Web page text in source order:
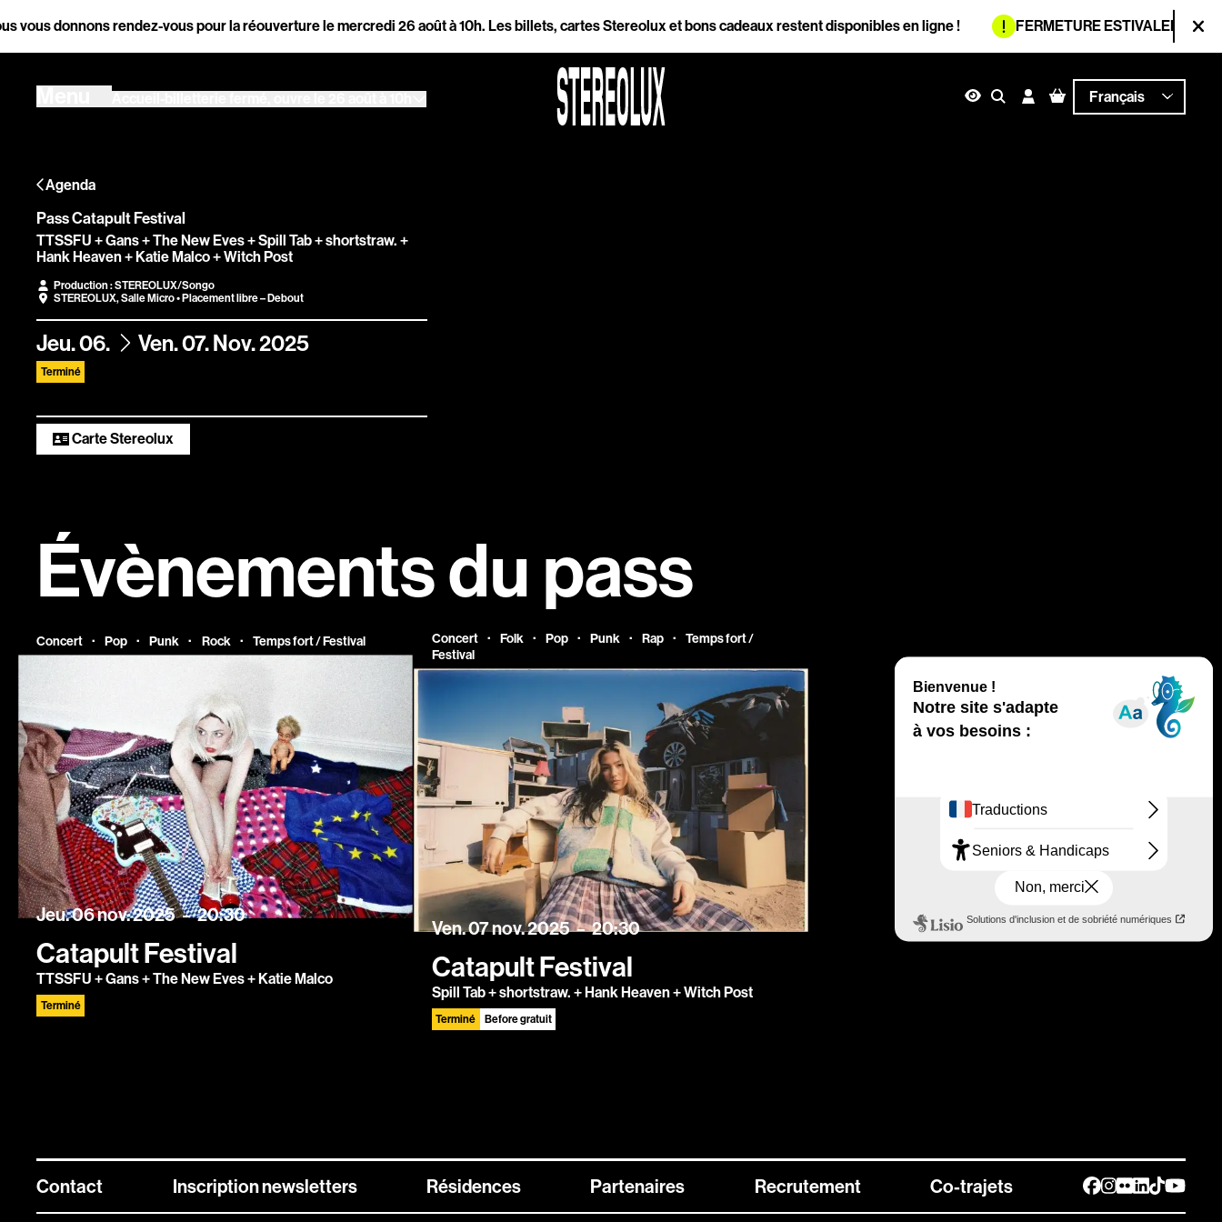
donnons rendez-vous pour la réouverture le mercredi 26 août à 10h.Les billets, cartes Stereolux et bons cadeaux restent disponibles en ligne ! Information :
FERMETURE ESTIVALEL'accueil-
Ouvrir la navigation principale
Agenda
Pass Catapult Festival
TTSSFU + Gans + The New Eves + Spill Tab + shortstraw. +
Hank Heaven + Katie Malco + Witch Post
Production : STEREOLUX/Songo
STEREOLUX,Salle Micro• Placement libre – Debout
du
Jeu.06. au
Ven.07. Nov.2025
Terminé
Carte Stereolux
Évènements du pass
Concert · Pop · Punk · Rock · Temps fort / Festival
jeudi
Jeu.06novembre
nov.2025 20:30
Catapult Festival
TTSSFU + Gans + The New Eves + Katie Malco
Terminé
Concert · Folk · Pop · Punk · Rap ·
Temps fort /
Festival
vendredi
Ven.07novembre
nov.2025 20:30
Catapult Festival
Spill Tab + shortstraw. + Hank Heaven + Witch Post
Terminé Before gratuit
Contact Inscription newsletters Résidences Partenaires Recrutement Co-trajets
Magazine
Stereolux
Arts & cultures
numériques
Infos pratiques
Scopitone
Accessibilité